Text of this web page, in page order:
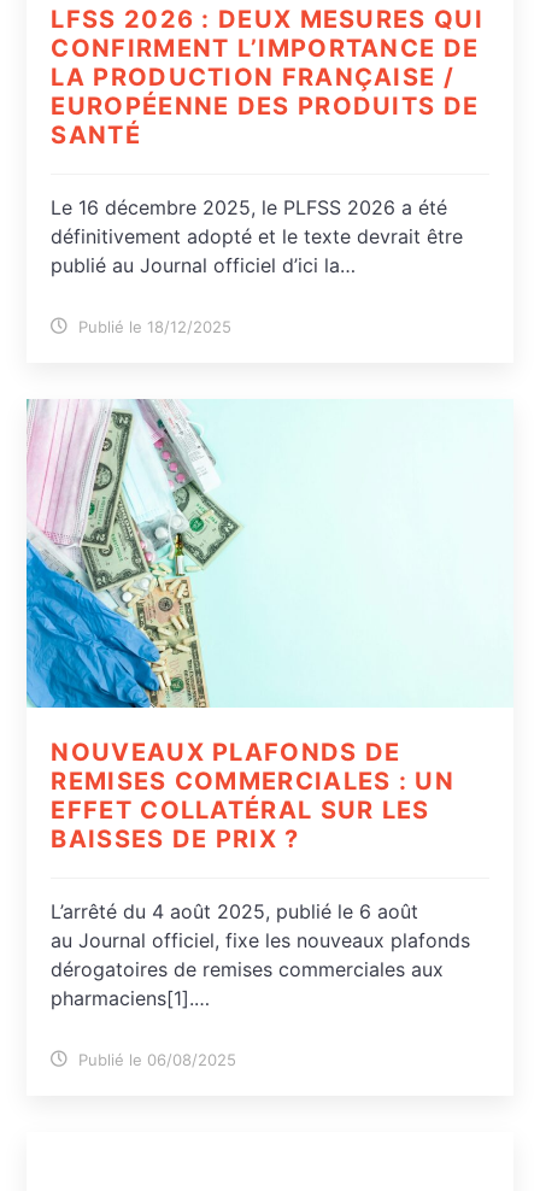
LFSS 2026 : DEUX MESURES QUI
CONFIRMENT L’IMPORTANCE DE
LA PRODUCTION FRANÇAISE /
EUROPÉENNE DES PRODUITS DE
SANTÉ
Le 16 décembre 2025, le PLFSS 2026 a été
définitivement adopté et le texte devrait être
publié au Journal officiel d’ici la…
Publié le 18/12/2025
NOUVEAUX PLAFONDS DE
REMISES COMMERCIALES : UN
EFFET COLLATÉRAL SUR LES
BAISSES DE PRIX ?
L’arrêté du 4 août 2025, publié le 6 août
au Journal officiel, fixe les nouveaux plafonds
dérogatoires de remises commerciales aux
pharmaciens[1].…
Publié le 06/08/2025